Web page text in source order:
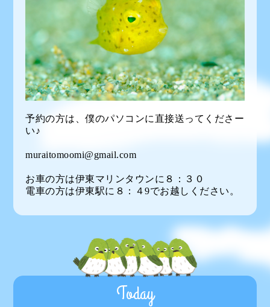
予約の方は、僕のパソコンに直接送ってくださー
い♪
muraitomoomi@gmail.com
お車の方は伊東マリンタウンに８：３０
電車の方は伊東駅に８：４9でお越しください。
Today